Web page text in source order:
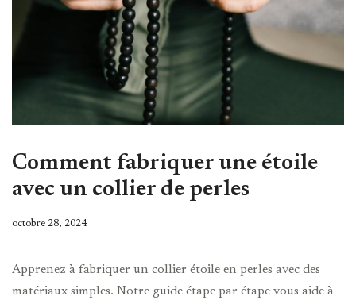
Comment fabriquer une étoile
avec un collier de perles
octobre 28, 2024
Apprenez à fabriquer un collier étoile en perles avec des
matériaux simples. Notre guide étape par étape vous aide à